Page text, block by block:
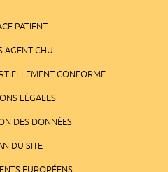
PATIENT
AGENT CHU
CONFORME
LÉGALES
DES DONNÉES
DU SITE
EUROPÉENS